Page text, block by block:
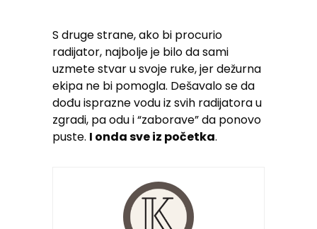
S druge strane, ako bi procurio
radijator, najbolje je bilo da sami
uzmete stvar u svoje ruke, jer dežurna
ekipa ne bi pomogla. Dešavalo se da
dođu isprazne vodu iz svih radijatora u
zgradi, pa odu i “zaborave” da ponovo
puste. I onda sve iz početka.